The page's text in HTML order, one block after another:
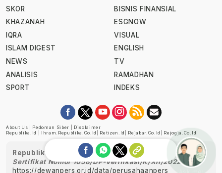
SKOR
KHAZANAH
IQRA
ISLAM DIGEST
NEWS
ANALISIS
SPORT
BISNIS FINANSIAL
ESGNOW
VISUAL
ENGLISH
TV
RAMADHAN
INDEKS
About Us Pedoman Siber
Disclaimer
Republika.id
Ihram.republika.co.id Retizen.id Rejabar.co.id Rejogja.co.id
Republika telah diverifikasi oleh Dewan Pers
Sertifikat Nomor 1058/DP-Verifikasi/K/XII/2022
https://dewanpers.or.id/data/perusahaanpers